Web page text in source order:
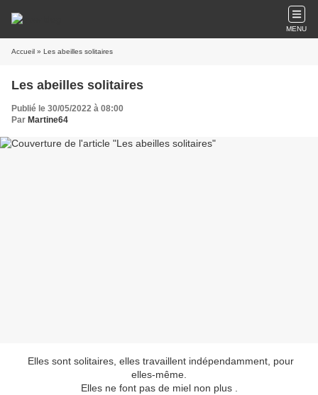
MENU
Accueil » Les abeilles solitaires
Les abeilles solitaires
Publié le 30/05/2022 à 08:00
Par Martine64
Elles sont solitaires, elles travaillent indépendamment, pour
elles-même.
Elles ne font pas de miel non plus .